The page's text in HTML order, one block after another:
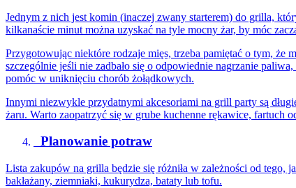
Jednym z nich jest komin (inaczej zwany starterem) do grilla,
kilkanaście minut można uzyskać na tyle mocny żar, by móc
Przygotowując niektóre rodzaje mięs, trzeba pamiętać o tym, że
szczególnie jeśli nie zadbało się o odpowiednie nagrzanie
pomóc w uniknięciu chorób żołądkowych.
Innymi niezwykle przydatnymi akcesoriami na grill party są
żaru. Warto zaopatrzyć się w grube kuchenne rękawice, fartuch
Planowanie potraw
Lista zakupów na grilla będzie się różniła w zależności od
bakłażany, ziemniaki, kukurydza, bataty lub tofu.